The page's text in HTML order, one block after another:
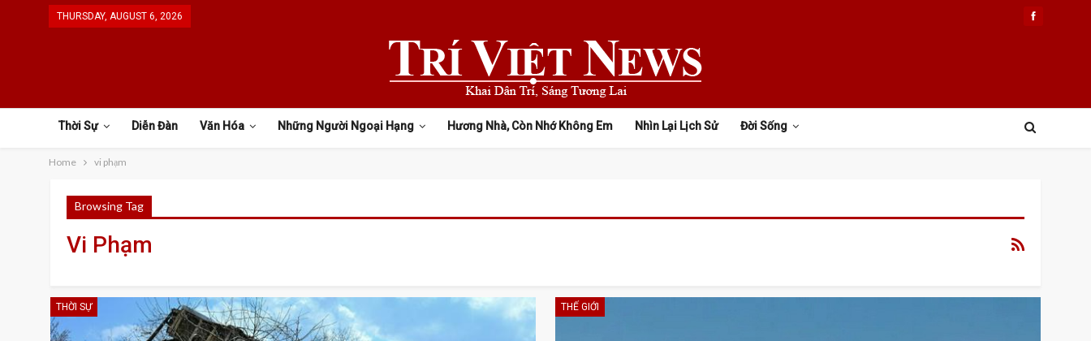
THURSDAY, AUGUST 6, 2026
Thời Sự Diễn Đàn Văn Hóa Những Người Ngoại Hạng Hương Nhà, Còn Nhớ Không Em Nhìn Lại Lịch Sử Đời Sống
Home vi phạm
Browsing Tag
Vi Phạm
THỜI SỰ THẾ GIỚI